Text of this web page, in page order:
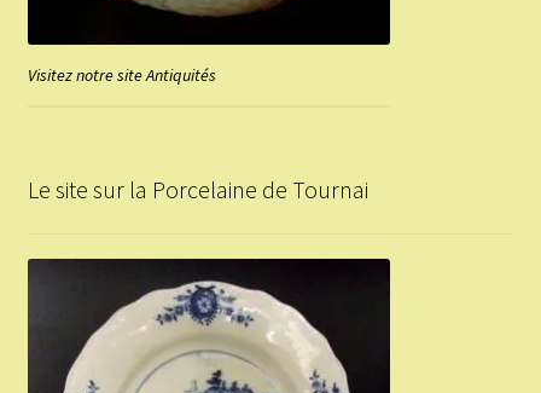
Visitez notre site Antiquités
Le site sur la Porcelaine de Tournai